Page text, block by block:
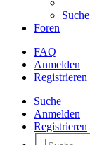
Suche
Foren
FAQ
Anmelden
Registrieren
Suche
Anmelden
Registrieren